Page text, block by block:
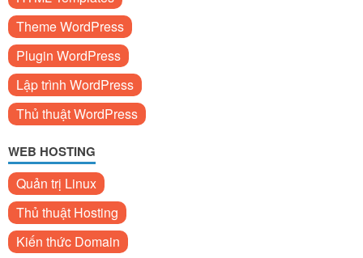
Theme WordPress
Plugin WordPress
Lập trình WordPress
Thủ thuật WordPress
WEB HOSTING
Quản trị Linux
Thủ thuật Hosting
Kiến thức Domain